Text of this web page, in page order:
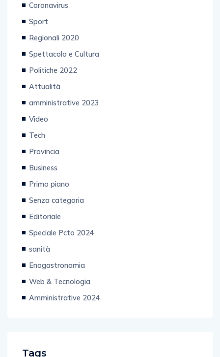
Sport
Regionali 2020
Spettacolo e Cultura
Politiche 2022
Attualità
amministrative 2023
Video
Tech
Provincia
Business
Primo piano
Senza categoria
Editoriale
Speciale Pcto 2024
sanità
Enogastronomia
Web & Tecnologia
Amministrative 2024